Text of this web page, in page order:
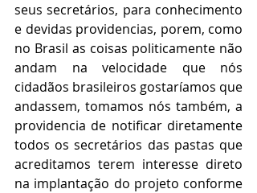
seus secretários, para conhecimento
e devidas providencias, porem, como
no Brasil as coisas politicamente não
andam na velocidade que nós
cidadãos brasileiros gostaríamos que
andassem, tomamos nós também, a
providencia de notificar diretamente
todos os secretários das pastas que
acreditamos terem interesse direto
na implantação do projeto conforme